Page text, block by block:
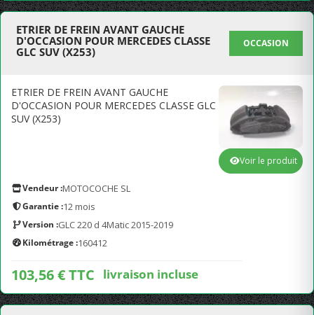
ETRIER DE FREIN AVANT GAUCHE
D'OCCASION POUR MERCEDES CLASSE
GLC SUV (X253)
OCCASION
ETRIER DE FREIN AVANT GAUCHE
D'OCCASION POUR MERCEDES CLASSE GLC
SUV (X253)
Vendeur :MOTOCOCHE SL
Garantie :12 mois
Version :GLC 220 d 4Matic 2015-2019
Kilométrage :160412
103,56 € TTC livraison incluse
Voir le produit